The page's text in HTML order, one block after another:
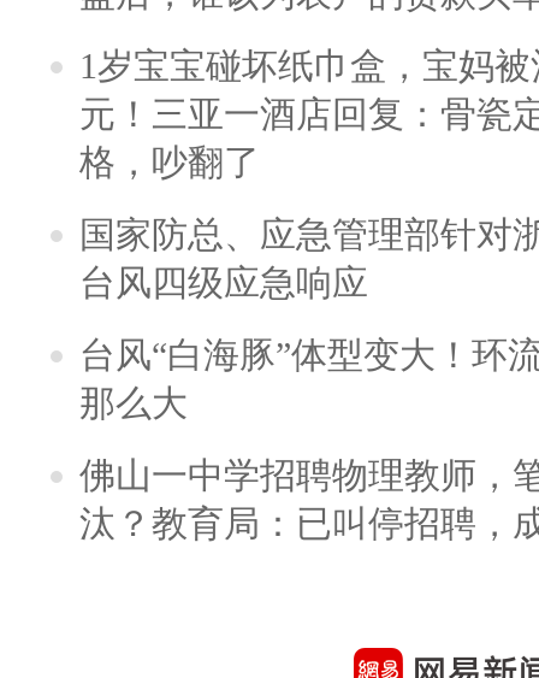
1岁宝宝碰坏纸巾盒，宝妈
元！三亚一酒店回复：骨瓷
格，吵翻了
国家防总、应急管理部针对
台风四级应急响应
台风“白海豚”体型变大！环
那么大
佛山一中学招聘物理教师，
汰？教育局：已叫停招聘，